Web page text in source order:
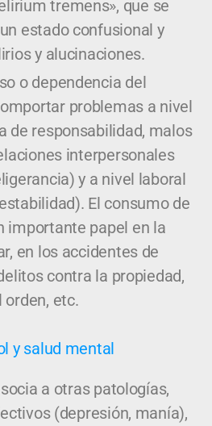
tremens», que se
estado confusional y
y alucinaciones.
o dependencia del
problemas a nivel
de responsabilidad, malos
interpersonales
y a nivel laboral
El consumo de
importante papel en la
en los accidentes de
contra la propiedad,
orden, etc.
y salud mental
a otras patologías,
(depresión, manía),